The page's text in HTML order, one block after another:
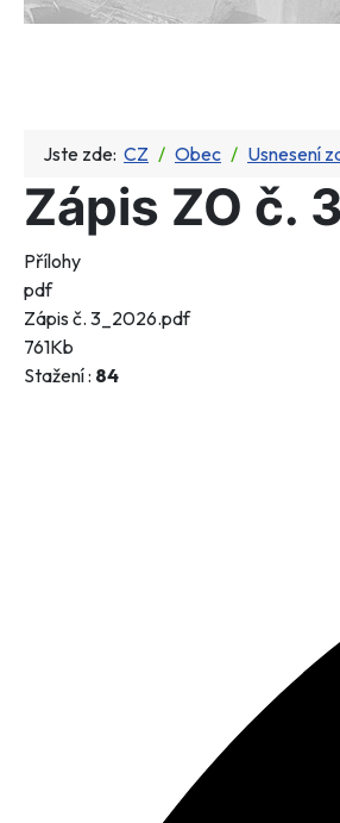
Jste zde: CZ Obec Usnesení
Zápis ZO č.
Přílohy
pdf
Zápis č. 3_2026.pdf
761Kb
Stažení : 84